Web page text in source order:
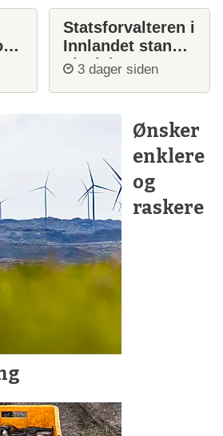
Statsforvalteren i
Innlandet stanser
ulvejakt
3 dager siden
Ønsker
enklere
og
raskere